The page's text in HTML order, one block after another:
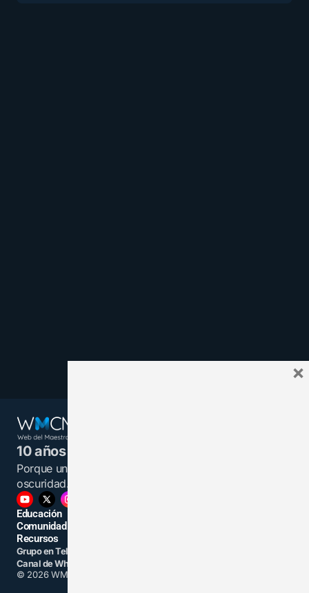
10 años juntos y más unidos.
Porque un maestro informado es una luz en la
oscuridad.
Educación
Comunidad
Recursos
Grupo en Telegram
Canal de WhatsApp
© 2026 WMCMF. Todos los derechos reservados.
×